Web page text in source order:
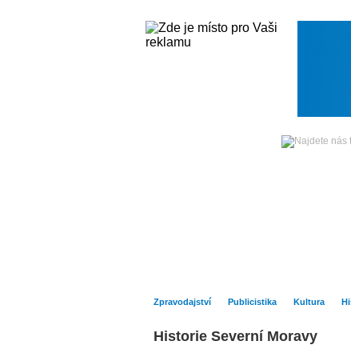
Zpravodajství Publicistika Kultura
Historie Severní Moravy